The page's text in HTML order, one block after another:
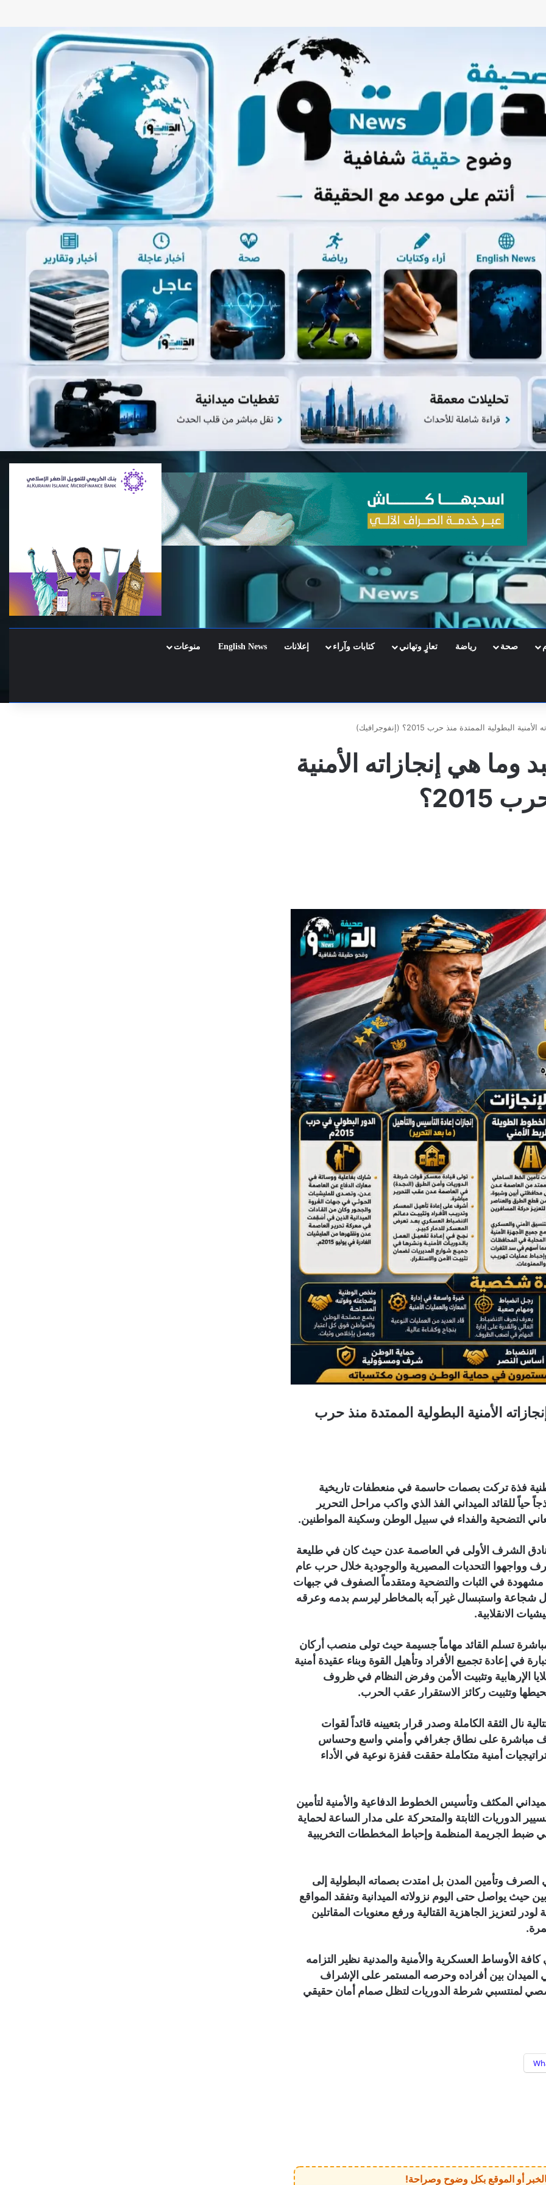
صحة رياضة تعازٍ وتهاني كتابات وآراء إعلانات English News منوعات
الممتدة منذ حرب 2015؟ (إنفوجرافيك)
وما هي إنجازاته الأمنية
البطولية الممتدة منذ حرب 2015؟
الأمنية البطولية الممتدة منذ حرب
فذة تركت بصمات حاسمة في منعطفات تاريخية
للقائد الميداني الفذ الذي واكب مراحل التحرير
التضحية والفداء في سبيل الوطن وسكينة المواطنين.
الشرف الأولى في العاصمة عدن حيث كان في طليعة
وواجهوا التحديات المصيرية والوجودية خلال حرب عام
مشهودة في الثبات والتضحية ومتقدماً الصفوف في جبهات
شجاعة واستبسال غير آبه بالمخاطر ليرسم بدمه وعرقه
الانقلابية.
تسلم القائد مهاماً جسيمة حيث تولى منصب أركان
إعادة تجميع الأفراد وتأهيل القوة وبناء عقيدة أمنية
الإرهابية وتثبيت الأمن وفرض النظام في ظروف
وتثبيت ركائز الاستقرار عقب الحرب.
نال الثقة الكاملة وصدر قرار بتعيينه قائداً لقوات
مباشرة على نطاق جغرافي وأمني واسع وحساس
أمنية متكاملة حققت قفزة نوعية في الأداء
المكثف وتأسيس الخطوط الدفاعية والأمنية لتأمين
الدوريات الثابتة والمتحركة على مدار الساعة لحماية
ضبط الجريمة المنظمة وإحباط المخططات التخريبية
الصرف وتأمين المدن بل امتدت بصماته البطولية إلى
يواصل حتى اليوم نزولاته الميدانية وتفقد المواقع
لتعزيز الجاهزية القتالية ورفع معنويات المقاتلين
الأوساط العسكرية والأمنية والمدنية نظير التزامه
الميدان بين أفراده وحرصه المستمر على الإشراف
لمنتسبي شرطة الدوريات لتظل صمام أمان حقيقي